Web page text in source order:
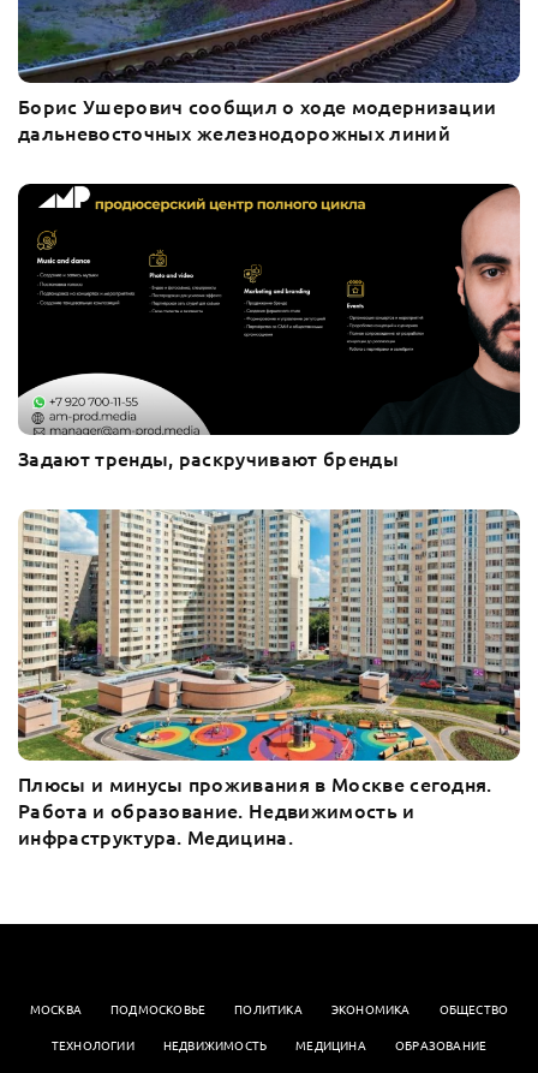
Борис Ушерович сообщил о ходе модернизации
дальневосточных железнодорожных линий
Задают тренды, раскручивают бренды
Плюсы и минусы проживания в Москве сегодня.
Работа и образование. Недвижимость и
инфраструктура. Медицина.
МОСКВА ПОДМОСКОВЬЕ ПОЛИТИКА ЭКОНОМИКА
OБЩЕСТВО
ТЕХНОЛОГИИ
НЕДВИЖИМОСТЬ МЕДИЦИНА
ОБРАЗОВАНИЕ